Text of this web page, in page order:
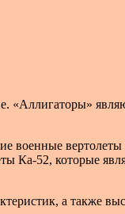
военные
Ка-52, которые
а также